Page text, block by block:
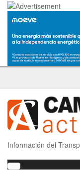
Información del